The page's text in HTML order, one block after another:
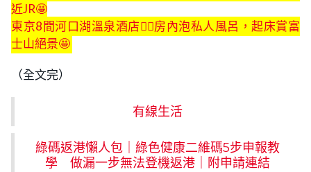
近JR🤩
東京8間河口湖溫泉酒店👍🏻房內泡私人風呂，起床賞富
士山絕景🤩
（全文完）
有線生活
綠碼返港懶人包｜綠色健康二維碼5步申報教
學 做漏一步無法登機返港｜附申請連結